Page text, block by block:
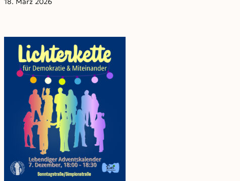
Treffen